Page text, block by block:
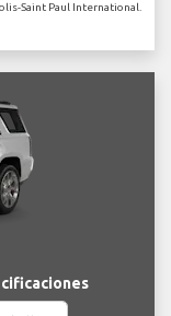
Saint Paul International.